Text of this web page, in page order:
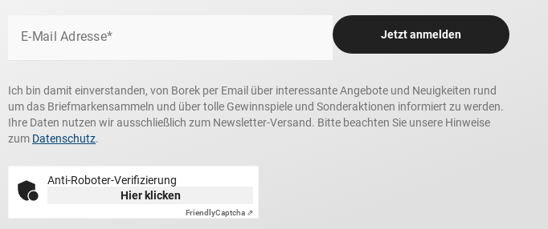
E-Mail Adresse* Jetzt anmelden
Ich bin damit einverstanden, von Borek per Email über interessante Angebote und Neuigkeiten rund
um das Briefmarkensammeln und über tolle Gewinnspiele und Sonderaktionen informiert zu werden.
Ihre Daten nutzen wir ausschließlich zum Newsletter-Versand. Bitte beachten Sie unsere Hinweise
zum Datenschutz.
Anti-Roboter-Verifizierung
Hier klicken
FriendlyCaptcha ⇗